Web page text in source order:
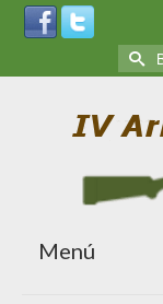
Menú